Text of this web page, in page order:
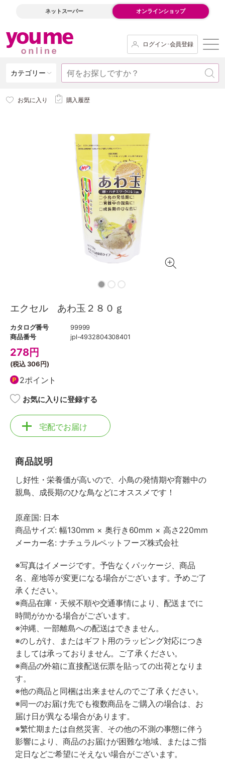
ネットスーパー オンラインショップ
ログイン･会員登録
カテゴリー
お気に入り 購入履歴
エクセル あわ玉２８０ｇ
カタログ番号
99999
商品番号
jpl-4932804308401
278円
(税込306円)
2ポイント
お気に入りに登録する
宅配でお届け
商品説明
し好性・栄養価が高いので、小鳥の発情期や育雛中の
親鳥、成長期のひな鳥などにオススメです！
原産国: 日本
商品サイズ: 幅130mm × 奥行き60mm × 高さ220mm
メーカー名: ナチュラルペットフーズ株式会社
※写真はイメージです。予告なくパッケージ、商品
名、産地等が変更になる場合がございます。予めご了
承ください。
※商品在庫・天候不順や交通事情により、配送までに
時間がかかる場合がございます。
※沖縄、一部離島への配送はできません。
※のしがけ、またはギフト用のラッピング対応につき
ましては承っておりません。ご了承ください。
※商品の外箱に直接配送伝票を貼っての出荷となりま
す。
※他の商品と同梱は出来ませんのでご了承ください。
※同一のお届け先でも複数商品をご購入の場合は、お
届け日が異なる場合があります。
※繁忙期または自然災害、その他の不測の事態に伴う
影響により、商品のお届けが困難な地域、またはご指
定日などご希望にそえない場合がございます。